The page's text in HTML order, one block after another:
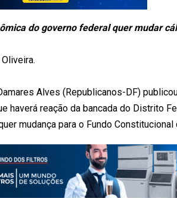
do governo federal quer mudar
Alves (Republicanos-DF)
haverá reação da bancada do Distrito
mudança para o Fundo Constitucional